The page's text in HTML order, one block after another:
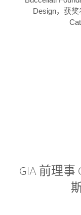
Design，获
GIA 前理事